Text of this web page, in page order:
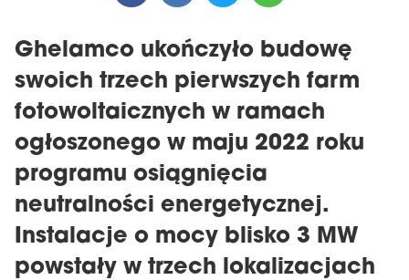
Ghelamco ukończyło budowę
swoich trzech pierwszych farm
fotowoltaicznych w ramach
ogłoszonego w maju 2022 roku
programu osiągnięcia
neutralności energetycznej.
Instalacje o mocy blisko 3 MW
powstały w trzech lokalizacjach